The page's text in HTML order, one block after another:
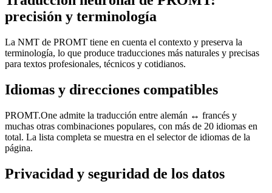
precisión y terminología
La NMT de PROMT tiene en cuenta el contexto y preserva la
terminología, lo que produce traducciones más naturales y precisas
para textos profesionales, técnicos y cotidianos.
Idiomas y direcciones compatibles
PROMT.One admite la traducción entre alemán ↔ francés y
muchas otras combinaciones populares, con más de 20 idiomas en
total. La lista completa se muestra en el selector de idiomas de la
página.
Privacidad y seguridad de los datos